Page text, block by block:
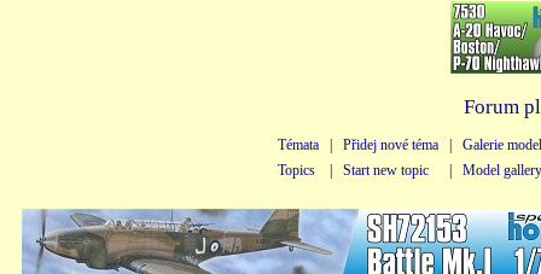
Forum
Témata Přidej nové téma
Galerie
Topics
Start new topic Model gallery